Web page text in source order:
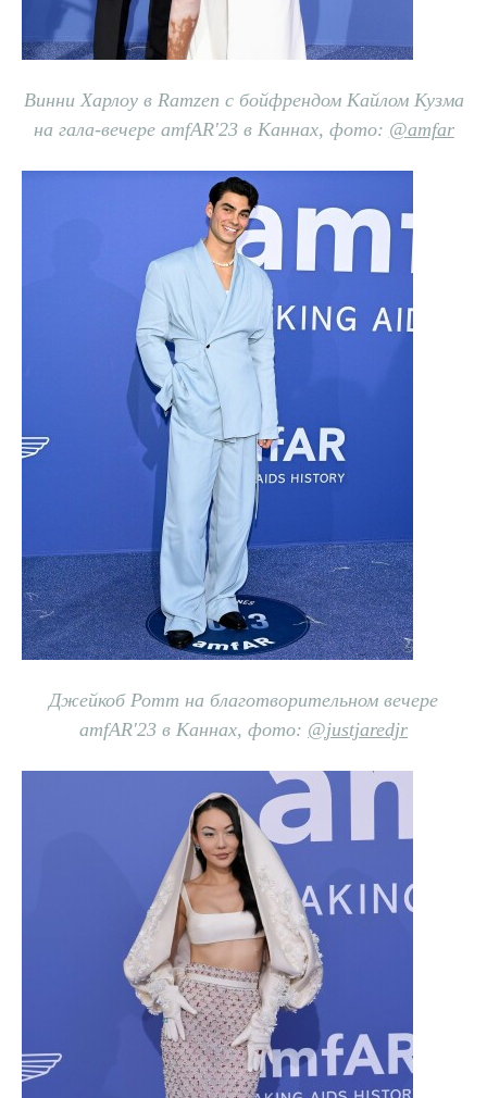
Винни Харлоу в Ramzen с бойфрендом Кайлом Кузма
на гала-вечере amfAR'23 в Каннах, фото: @amfar
Джейкоб Ротт на благотворительном вечере
amfAR'23 в Каннах, фото: @justjaredjr